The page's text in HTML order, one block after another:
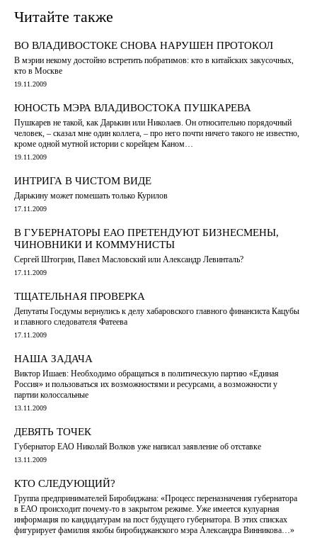
Читайте также
ВО ВЛАДИВОСТОКЕ СНОВА НАРУШЕН ПРОТОКОЛ
В мэрии некому достойно встретить побратимов: кто в китайских закусочных,
кто в Москве
19.11.2009
ЮНОСТЬ МЭРА ВЛАДИВОСТОКА ПУШКАРЕВА
Пушкарев не такой, как Дарькин или Николаев. Он относительно порядочный
человек, – сказал мне один коллега, – про него почти ничего такого не известно,
кроме одной мутной истории с корейцем Каном…
19.11.2009
ИНТРИГА В ЧИСТОМ ВИДЕ
Дарькину может помешать только Курилов
17.11.2009
В ГУБЕРНАТОРЫ ЕАО ПРЕТЕНДУЮТ БИЗНЕСМЕНЫ,
ЧИНОВНИКИ И КОММУНИСТЫ
Сергей Штогрин, Павел Масловский или Александр Левинталь?
17.11.2009
ТЩАТЕЛЬНАЯ ПРОВЕРКА
Депутаты Госдумы вернулись к делу хабаровского главного финансиста Кацубы
и главного следователя Фатеева
17.11.2009
НАША ЗАДАЧА
Виктор Ишаев: Необходимо обращаться в политическую партию «Единая
Россия» и пользоваться их возможностями и ресурсами, а возможности у
партии колоссальные
13.11.2009
ДЕВЯТЬ ТОЧЕК
Губернатор ЕАО Николай Волков уже написал заявление об отставке
13.11.2009
КТО СЛЕДУЮЩИЙ?
Группа предпринимателей Биробиджана: «Процесс переназначения губернатора
в ЕАО происходит почему-то в закрытом режиме. Уже имеется кулуарная
информация по кандидатурам на пост будущего губернатора. В этих списках
фигурирует фамилия якобы биробиджанского мэра Александра Винникова…»